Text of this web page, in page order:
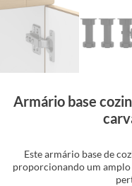
Armário base
Este armário base de
proporcionando um amplo